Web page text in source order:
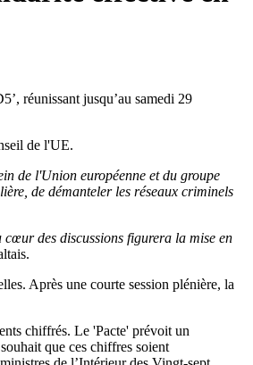
réunissant jusqu’au samedi 29
de l'UE.
de l'Union européenne et du groupe
de démanteler les réseaux criminels
des discussions figurera la mise en
Après une courte session plénière, la
chiffrés. Le 'Pacte' prévoit un
que ces chiffres soient